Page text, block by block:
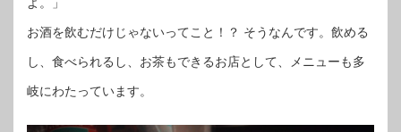
お酒を飲むだけじゃないってこと！？ そうなんです。飲める
し、食べられるし、お茶もできるお店として、メニューも多
岐にわたっています。